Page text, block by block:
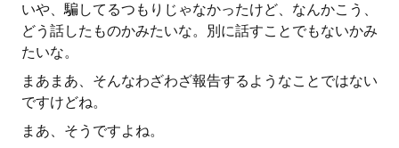
いや、騙してるつもりじゃなかったけど、なんかこう、
どう話したものかみたいな。別に話すことでもないかみ
たいな。
まあまあ、そんなわざわざ報告するようなことではない
ですけどね。
まあ、そうですよね。